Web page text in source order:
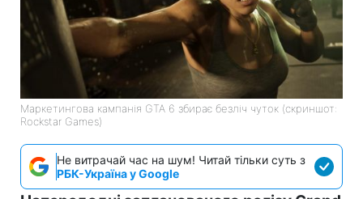
Маркетингова кампанія GTA 6 збирає безліч чуток (скриншот:
Rockstar Games)
Не витрачай час на шум! Читай тільки суть з
РБК-Україна у Google